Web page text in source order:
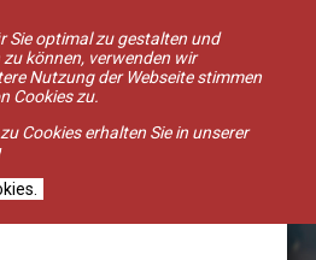
Sie optimal zu gestalten und
können, verwenden wir
Nutzung der Webseite stimmen
Cookies zu.
Cookies erhalten Sie in unserer